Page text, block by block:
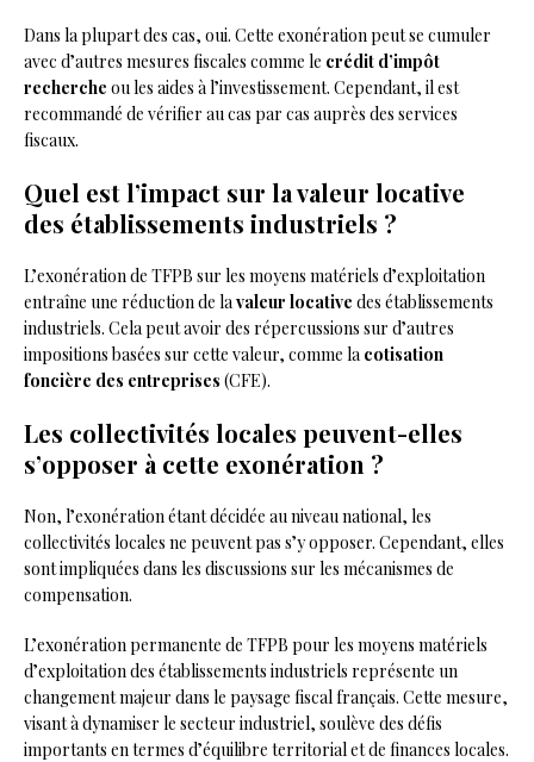
Dans la plupart des cas, oui. Cette exonération peut se cumuler
avec d’autres mesures fiscales comme le crédit d’impôt
recherche ou les aides à l’investissement. Cependant, il est
recommandé de vérifier au cas par cas auprès des services
fiscaux.
Quel est l’impact sur la valeur locative
des établissements industriels ?
L’exonération de TFPB sur les moyens matériels d’exploitation
entraîne une réduction de la valeur locative des établissements
industriels. Cela peut avoir des répercussions sur d’autres
impositions basées sur cette valeur, comme la cotisation
foncière des entreprises (CFE).
Les collectivités locales peuvent-elles
s’opposer à cette exonération ?
Non, l’exonération étant décidée au niveau national, les
collectivités locales ne peuvent pas s’y opposer. Cependant, elles
sont impliquées dans les discussions sur les mécanismes de
compensation.
L’exonération permanente de TFPB pour les moyens matériels
d’exploitation des établissements industriels représente un
changement majeur dans le paysage fiscal français. Cette mesure,
visant à dynamiser le secteur industriel, soulève des défis
importants en termes d’équilibre territorial et de finances locales.